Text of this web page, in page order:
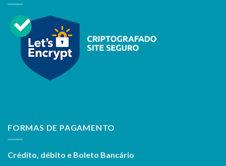
FORMAS DE PAGAMENTO
Crédito, débito e Boleto Bancário